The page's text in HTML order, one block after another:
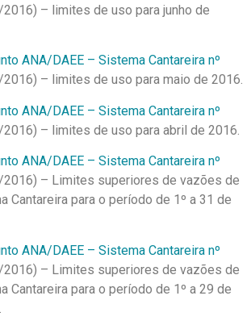
– limites de uso para junho de
ANA/DAEE – Sistema Cantareira nº
– limites de uso para maio de 2016.
ANA/DAEE – Sistema Cantareira nº
– limites de uso para abril de 2016.
ANA/DAEE – Sistema Cantareira nº
– Limites superiores de vazões de
Cantareira para o período de 1º a 31 de
ANA/DAEE – Sistema Cantareira nº
– Limites superiores de vazões de
Cantareira para o período de 1º a 29 de